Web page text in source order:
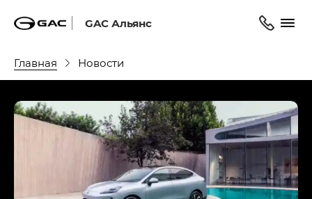
GAC Альянс
Главная Новости